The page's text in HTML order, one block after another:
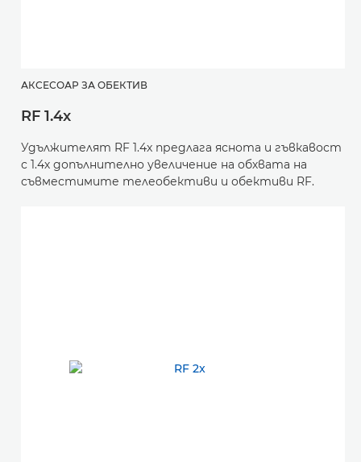
АКСЕСОАР ЗА ОБЕКТИВ
RF 1.4x
Удължителят RF 1.4x предлага яснота и гъвкавост
с 1.4х допълнително увеличение на обхвата на
съвместимите телеобективи и обективи RF.